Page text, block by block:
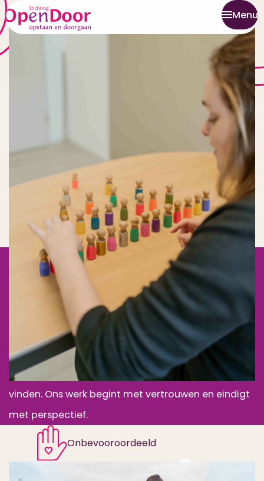
Menu
Alles begint met vertrouwen
Jongeren zijn geen problemen. Het zijn talenten.
Wat is jouw talent? En hoe komt dat tot z’n recht?
Wij zijn OpenDoor. Wij helpen jongeren hun plek te
vinden. Ons werk begint met vertrouwen en eindigt
met perspectief.
Onbevooroordeeld